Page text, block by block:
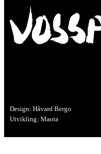
Design: Håvard Bergo
Utvikling: Maota